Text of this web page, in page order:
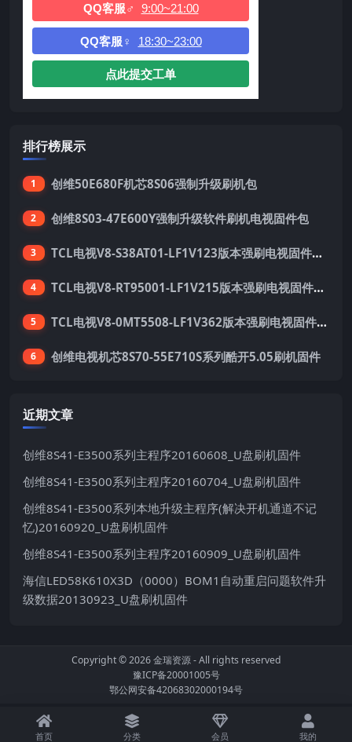
QQ客服♂ 9:00~21:00
QQ客服♀ 18:30~23:00
点此提交工单
排行榜展示
1 创维50E680F机芯8S06强制升级刷机包
2 创维8S03-47E600Y强制升级软件刷机电视固件包
3 TCL电视V8-S38AT01-LF1V123版本强刷电视固件包下载
4 TCL电视V8-RT95001-LF1V215版本强刷电视固件包下载
5 TCL电视V8-0MT5508-LF1V362版本强刷电视固件包下载
6 创维电视机芯8S70-55E710S系列酷开5.05刷机固件
近期文章
创维8S41-E3500系列主程序20160608_U盘刷机固件
创维8S41-E3500系列主程序20160704_U盘刷机固件
创维8S41-E3500系列本地升级主程序(解决开机通道不记
忆)20160920_U盘刷机固件
创维8S41-E3500系列主程序20160909_U盘刷机固件
海信LED58K610X3D（0000）BOM1自动重启问题软件升
级数据20130923_U盘刷机固件
Copyright © 2026金瑞资源- All rights reserved
豫ICP备20001005号
鄂公网安备42068302000194号
首页 分类 会员 我的